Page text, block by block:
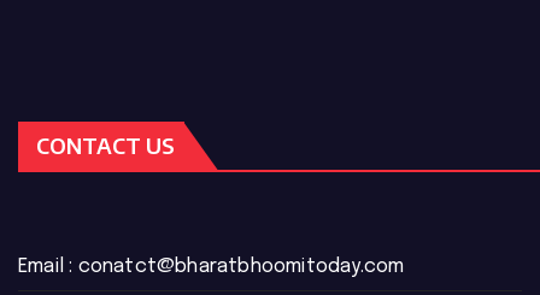
CONTACT US
Email : conatct@bharatbhoomitoday.com